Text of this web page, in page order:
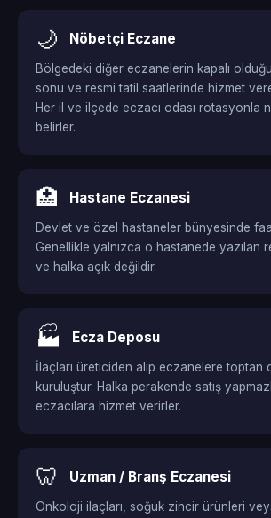
🌙 Nöbetçi Eczane
Bölgedeki diğer eczanelerin kapalı
sonu ve resmi tatil saatlerinde hizmet
Her il ve ilçede eczacı odası rotasyonla
belirler.
🏥 Hastane Eczanesi
Devlet ve özel hastaneler bünyesinde
Genellikle yalnızca o hastanede yazılan
ve halka açık değildir.
🏭 Ecza Deposu
İlaçları üreticiden alıp eczanelere toptan
kuruluştur. Halka perakende satış
eczacılara hizmet verirler.
🦷 Uzman / Branş Eczanesi
Onkoloji ilaçları, soğuk zincir ürünleri